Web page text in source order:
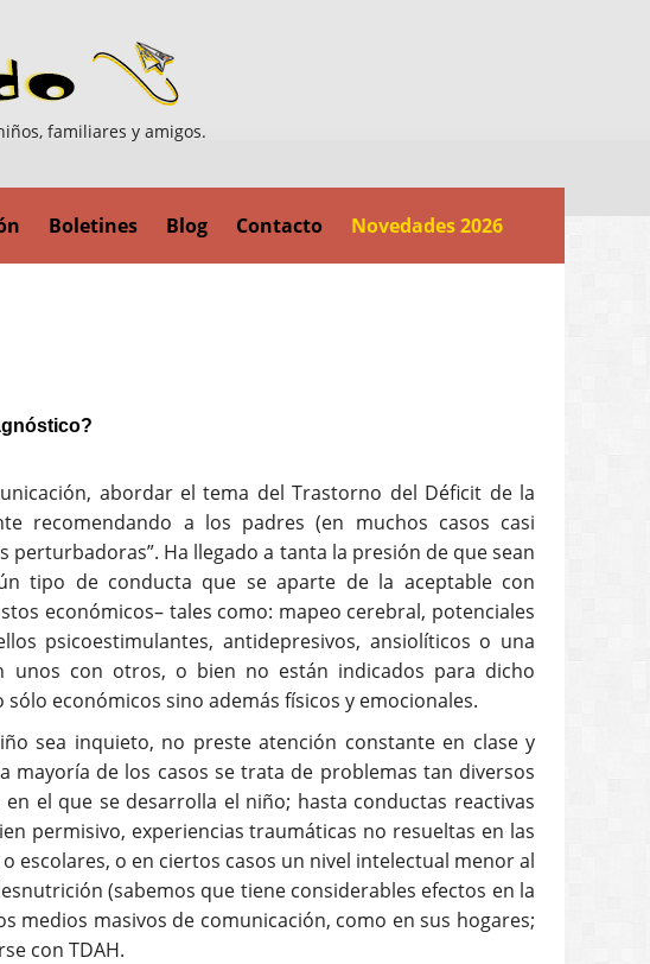
familiares y amigos.
Boletines Blog Contacto Novedades 2026
abordar el tema del Trastorno del Déficit de la
recomendando a los padres (en muchos casos casi
Ha llegado a tanta la presión de que sean
tipo de conducta que se aparte de la aceptable con
económicos– tales como: mapeo cerebral, potenciales
psicoestimulantes, antidepresivos, ansiolíticos o una
unos con otros, o bien no están indicados para dicho
económicos sino además físicos y emocionales.
sea inquieto, no preste atención constante en clase y
mayoría de los casos se trata de problemas tan diversos
el que se desarrolla el niño; hasta conductas reactivas
permisivo, experiencias traumáticas no resueltas en las
escolares, o en ciertos casos un nivel intelectual menor al
(sabemos que tiene considerables efectos en la
medios masivos de comunicación, como en sus hogares;
con TDAH.